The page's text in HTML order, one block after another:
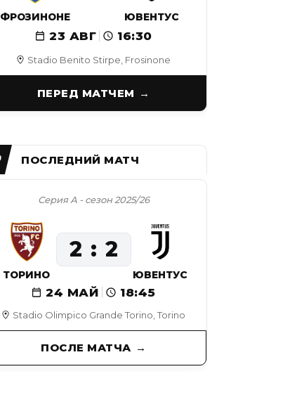
Stadio Benito Stirpe, Frosinone
ФРОЗИНОНЕ ЮВЕНТУС
23 АВГ 16:30
ПЕРЕД МАТЧЕМ
Stadio Olimpico Grande Torino, Torino
Серия А - сезон 2025/26
24 МАЙ 18:45
ТОРИНО
2 2
ЮВЕНТУС
ПОСЛЕ МАТЧА